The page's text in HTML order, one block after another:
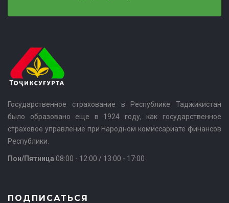
Государственное страхование в Республике Таджикистан
было образовано еще в 1924 году, как государственное
страховое управление при Народном комиссариате финансов
Республики.
Пон/Пятница 08:00 - 12:00 / 13:00 - 17:00
ПОДПИСАТЬСЯ